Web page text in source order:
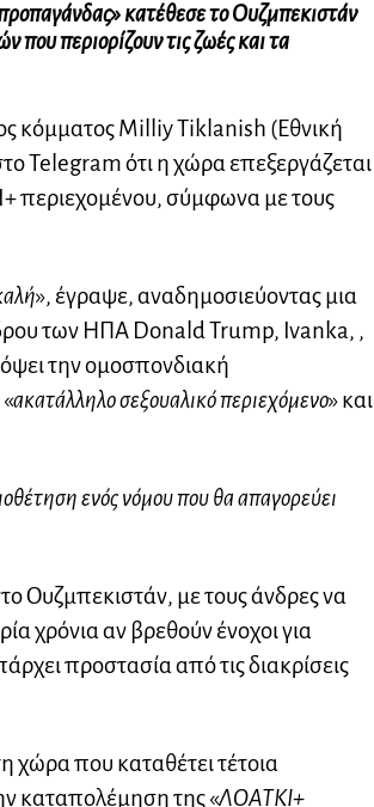
κατέθεσε το Ουζμπεκιστάν
που περιορίζουν τις ζωές και τα
κόμματος Milliy Tiklanish (Εθνική
Telegram ότι η χώρα επεξεργάζεται
περιεχομένου, σύμφωνα με τους
», έγραψε, αναδημοσιεύοντας μια
των ΗΠΑ Donald Trump, Ivanka, ,
την ομοσπονδιακή
ακατάλληλο σεξουαλικό περιεχόμενο» και
ενός νόμου που θα απαγορεύει
Ουζμπεκιστάν, με τους άνδρες να
χρόνια αν βρεθούν ένοχοι για
προστασία από τις διακρίσεις
χώρα που καταθέτει τέτοια
καταπολέμηση της «ΛΟΑΤΚΙ+